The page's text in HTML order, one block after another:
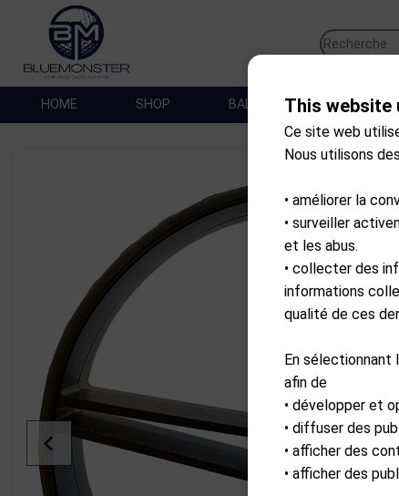
HOME SHOP BALLES DE GOLFThis website
Ce site web
Nous utilisons
• améliorer la
• surveiller
et les abus.
• collecter des
informations
qualité de ces
En sélectionnant
afin de
• développer et
• diffuser des
• afficher des
• afficher des